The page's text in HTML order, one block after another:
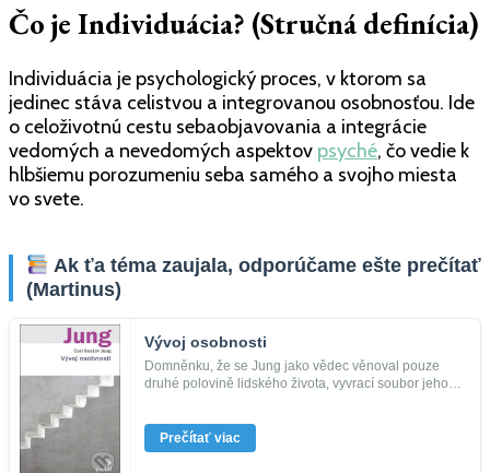
Čo je Individuácia? (Stručná definícia)
Individuácia je psychologický proces, v ktorom sa
jedinec stáva celistvou a integrovanou osobnosťou. Ide
o celoživotnú cestu sebaobjavovania a integrácie
vedomých a nevedomých aspektov psyché, čo vedie k
hlbšiemu porozumeniu seba samého a svojho miesta
vo svete.
Ak ťa téma zaujala, odporúčame ešte prečítať
(Martinus)
Vývoj osobnosti
Domněnku, že se Jung jako vědec věnoval pouze
druhé polovině lidského života, vyvrací soubor jeho
Prečítať viac